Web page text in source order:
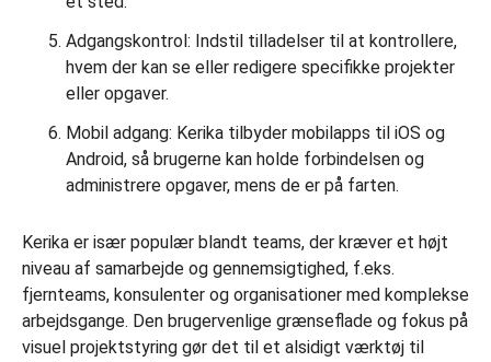
Adgangskontrol: Indstil tilladelser til at kontrollere,
hvem der kan se eller redigere specifikke projekter
eller opgaver.
Mobil adgang: Kerika tilbyder mobilapps til iOS og
Android, så brugerne kan holde forbindelsen og
administrere opgaver, mens de er på farten.
Kerika er især populær blandt teams, der kræver et højt
niveau af samarbejde og gennemsigtighed, f.eks.
fjernteams, konsulenter og organisationer med komplekse
arbejdsgange. Den brugervenlige grænseflade og fokus på
visuel projektstyring gør det til et alsidigt værktøj til